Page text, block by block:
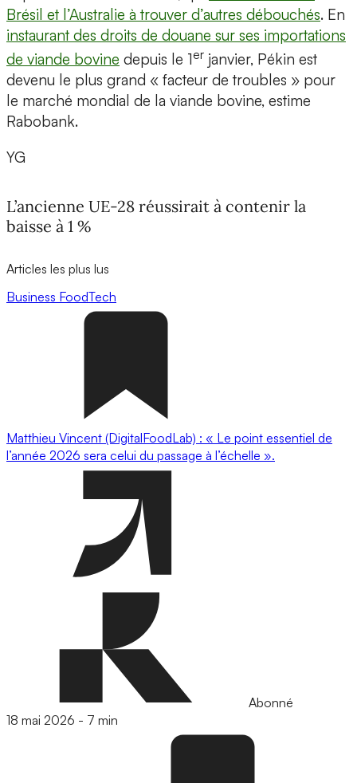
Brésil et l’Australie à trouver d’autres débouchés. En
instaurant des droits de douane sur ses importations
de viande bovine depuis le 1er janvier, Pékin est
devenu le plus grand « facteur de troubles » pour
le marché mondial de la viande bovine, estime
Rabobank.
YG
L’ancienne UE-28 réussirait à contenir la
baisse à 1 %
Articles les plus lus
Business FoodTech
Matthieu Vincent (DigitalFoodLab) : « Le point essentiel de
l’année 2026 sera celui du passage à l’échelle ».
Abonné
18 mai 2026 - 7 min